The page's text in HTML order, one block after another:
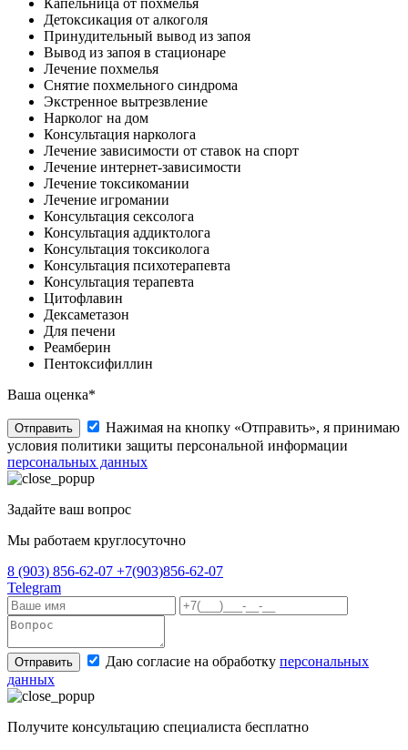
Капельница от похмелья
Детоксикация от алкоголя
Принудительный вывод из запоя
Вывод из запоя в стационаре
Лечение похмелья
Снятие похмельного синдрома
Экстренное вытрезвление
Нарколог на дом
Консультация нарколога
Лечение зависимости от ставок на спорт
Лечение интернет-зависимости
Лечение токсикомании
Лечение игромании
Консультация сексолога
Консультация аддиктолога
Консультация токсиколога
Консультация психотерапевта
Консультация терапевта
Цитофлавин
Дексаметазон
Для печени
Реамберин
Пентоксифиллин
Ваша оценка*
Отправить
Нажимая на кнопку «Отправить», я принимаю
условия политики защиты персональной информации
персональных данных
Задайте ваш вопрос
Мы работаем круглосуточно
8 (903) 856-62-07 +7(903)856-62-07
Telegram
Отправить Даю согласие на обработку персональных
данных
Получите консультацию специалиста бесплатно